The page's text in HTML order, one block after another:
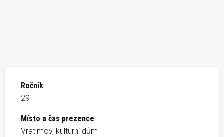
Ročník
29
Místo a čas prezence
Vratimov, kulturní dům